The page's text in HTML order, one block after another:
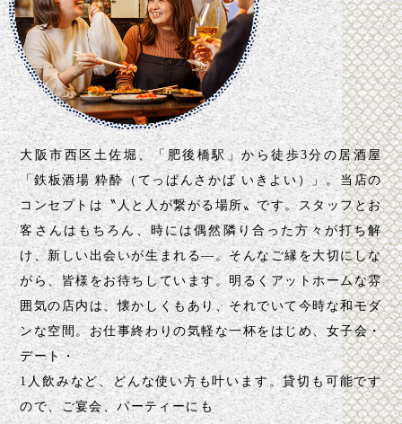
大阪市西区土佐堀、「肥後橋駅」から徒歩3分の居酒屋
「鉄板酒場 粋酔（てっぱんさかば いきよい）」。当店の
コンセプトは〝人と人が繋がる場所〟です。スタッフとお
客さんはもちろん、時には偶然隣り合った方々が打ち解
け、新しい出会いが生まれる―。そんなご縁を大切にしな
がら、皆様をお待ちしています。 明るくアットホームな雰
囲気の店内は、懐かしくもあり、 それでいて今時な和モダ
ンな空間。お仕事終わりの気軽な一杯をはじめ、女子会・
デート・
1人飲みなど、どんな使い方も叶います。貸切も可能です
ので、ご宴会、パーティーにも